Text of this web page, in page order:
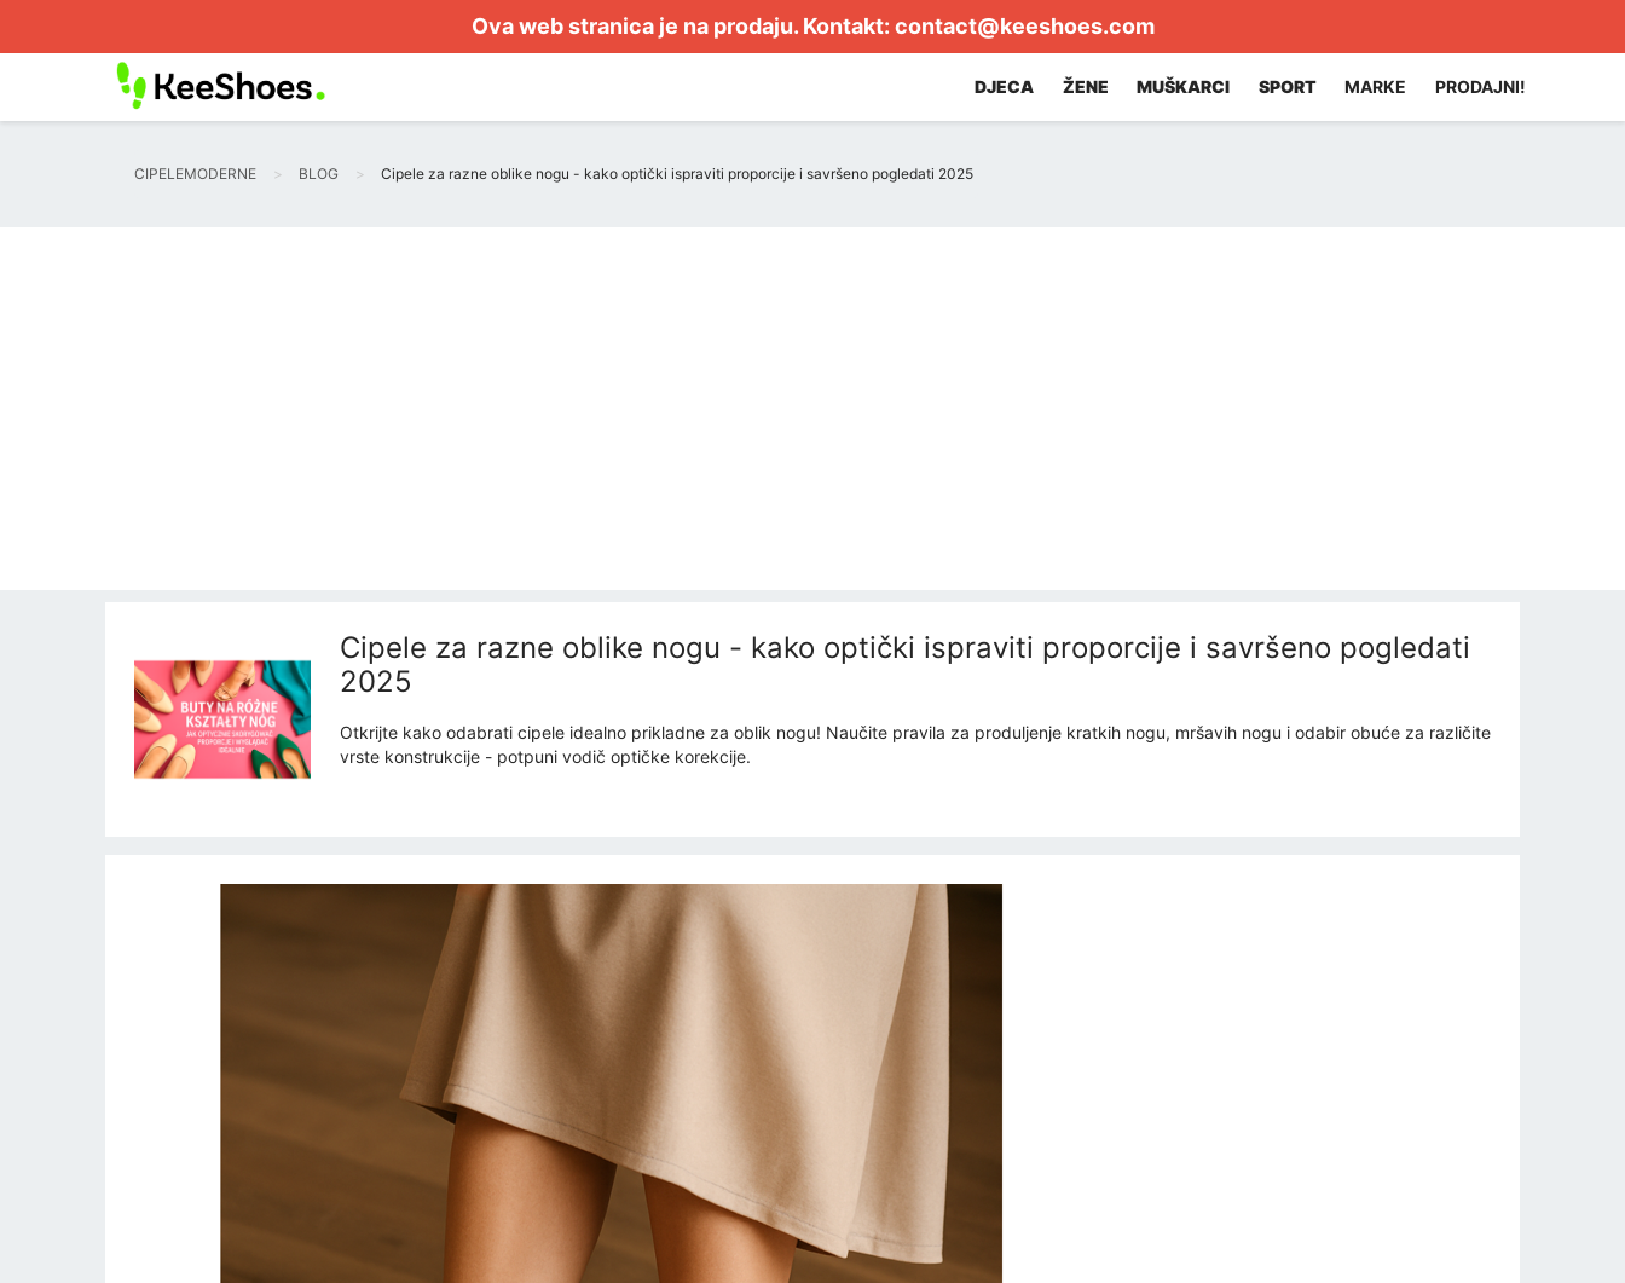
Ova web stranica je na prodaju. Kontakt: contact@keeshoes.com
DJECA ŽENE MUŠKARCI SPORT MARKE PRODAJNI!
CIPELEMODERNE BLOG Cipele za razne oblike nogu - kako optički ispraviti proporcije i savršeno pogledati 2025
Cipele za razne oblike nogu - kako optički ispraviti proporcije i savršeno pogledati
2025
Otkrijte kako odabrati cipele idealno prikladne za oblik nogu! Naučite pravila za produljenje kratkih nogu, mršavih nogu i odabir obuće za različite
vrste konstrukcije - potpuni vodič optičke korekcije.